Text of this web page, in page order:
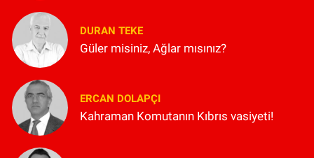
DURAN TEKE
Güler misiniz, Ağlar mısınız?
ERCAN DOLAPÇI
Kahraman Komutanın Kıbrıs vasiyeti!